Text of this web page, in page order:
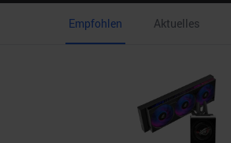
Empfohlen Aktuelles